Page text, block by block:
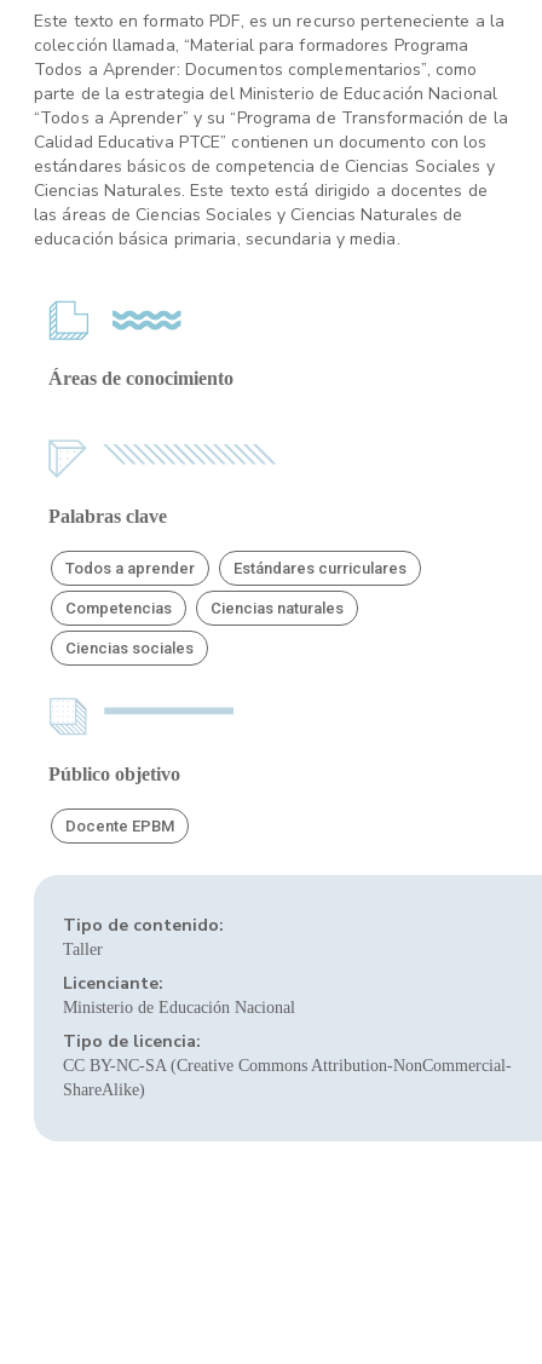
Este texto en formato PDF, es un recurso perteneciente a la
colección llamada, “Material para formadores Programa
Todos a Aprender: Documentos complementarios”, como
parte de la estrategia del Ministerio de Educación Nacional
“Todos a Aprender” y su “Programa de Transformación de la
Calidad Educativa PTCE” contienen un documento con los
estándares básicos de competencia de Ciencias Sociales y
Ciencias Naturales. Este texto está dirigido a docentes de
las áreas de Ciencias Sociales y Ciencias Naturales de
educación básica primaria, secundaria y media.
Áreas de conocimiento
Palabras clave
Todos a aprender Estándares curriculares
Competencias Ciencias naturales
Ciencias sociales
Público objetivo
Docente EPBM
Tipo de contenido:
Taller
Licenciante:
Ministerio de Educación Nacional
Tipo de licencia:
CC BY-NC-SA (Creative Commons Attribution-NonCommercial-
ShareAlike)